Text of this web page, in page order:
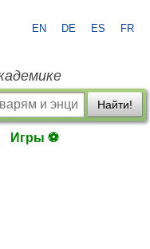
EN DE ES FR
Найти!
Игры ⚽